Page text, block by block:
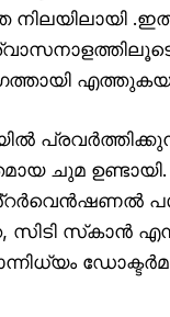
ചുമ
സിടി സ്‌കാൻ